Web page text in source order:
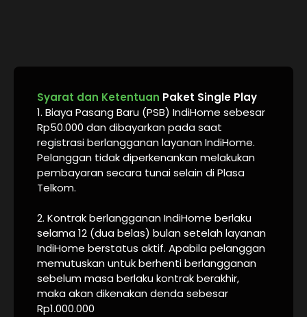
Syarat dan Ketentuan Paket Single Play
1. Biaya Pasang Baru (PSB) IndiHome sebesar
Rp50.000 dan dibayarkan pada saat
registrasi berlangganan layanan IndiHome.
Pelanggan tidak diperkenankan melakukan
pembayaran secara tunai selain di Plasa
Telkom.
2. Kontrak berlangganan IndiHome berlaku
selama 12 (dua belas) bulan setelah layanan
IndiHome berstatus aktif. Apabila pelanggan
memutuskan untuk berhenti berlangganan
sebelum masa berlaku kontrak berakhir,
maka akan dikenakan denda sebesar
Rp1.000.000